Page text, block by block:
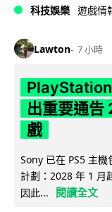
科技娛樂 遊戲情
Lawton 7 小時
出重要通告
戲
Sony 已在 PS5 主
計劃：2028 年 1 月
因此...
閱讀全文